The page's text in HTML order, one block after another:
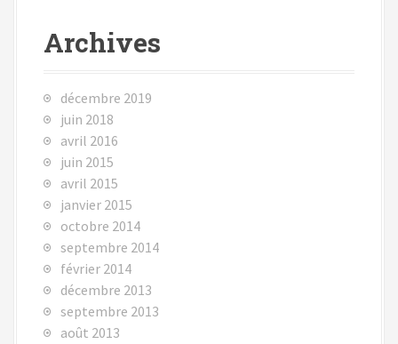
Archives
décembre 2019
juin 2018
avril 2016
juin 2015
avril 2015
janvier 2015
octobre 2014
septembre 2014
février 2014
décembre 2013
septembre 2013
août 2013